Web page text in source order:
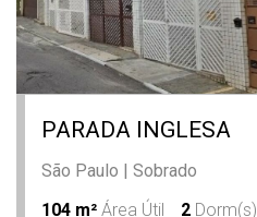
PARADA INGLESA
São Paulo | Sobrado
104 m² Área Útil 2 Dorm(s)